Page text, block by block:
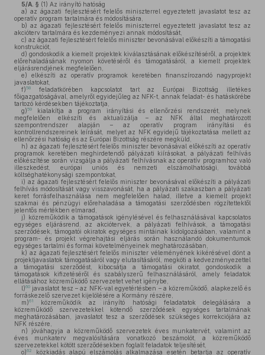
5/A. § (1) Az irányító hatóság
a) az ágazati fejlesztésért felelős miniszterrel egyeztetett javaslatot tesz az
operatív program tartalmára és módosítására,
b) az ágazati fejlesztésért felelős miniszterrel egyeztetett javaslatot tesz az
akcióterv tartalmára és kezdeményezi annak módosítását,
c) az ágazati fejlesztésért felelős miniszter bevonásával előkészíti a támogatási
konstrukciót,
d) gondoskodik a kiemelt projektek kiválasztásának előkészítéséről, a projektek
előrehaladásának nyomon követéséről és támogatásáról, a kiemelt projektek
eljárásrendjének megfelelően,
e) elkészíti az operatív programok keretében finanszírozandó nagyprojekt
javaslatokat,
f)58
feladatkörében kapcsolatot tart az Európai Bizottság illetékes
főigazgatóságával, amelyről egyidejűleg az NFK-t, annak feladat- és hatáskörébe
tartozó kérdésekben tájékoztatja,
g)59
kialakítja a program irányítási és ellenőrzési rendszerét, melynek
megfelelően elkészíti és aktualizálja – az NFK által meghatározott
szempontrendszer alapján – az operatív program irányítási és
kontrollrendszereinek leírását, melyet az NFK egyidejű tájékoztatása mellett az
ellenőrzési hatóság és az Európai Bizottság részére megküld,
h) az ágazati fejlesztésért felelős miniszter bevonásával előkészíti az operatív
programok keretében meghirdetendő pályázati kiírásokat, a pályázati felhívás
előkészítése során vizsgálja a pályázati felhívásnak az operatív programhoz való
illeszkedést, európai uniós és nemzeti elszámolhatósági, továbbá
költséghatékonysági szempontokat,
i) az ágazati fejlesztésért felelős miniszter bevonásával előkészíti a pályázati
felhívás módosítását vagy visszavonását, ha a pályázati szakaszban a pályázati
keret forrásfelhasználása nem megfelelően halad, illetve a kiemelt projekt
szakmai és pénzügyi előrehaladása a támogatási szerződésben rögzítettektől
jelentős mértékben elmarad,
j) közreműködik a támogatások igénylésével és felhasználásával kapcsolatos
egységes eljárásrend, az akciótervek, a pályázati felhívások, a támogatási
szerződések, támogatói okiratok egységes mintáinak kidolgozásában, valamint a
program- és projekt végrehajtási eljárás során használandó dokumentumok
egységes tartalmi és formai követelményeinek meghatározásában,
k) az ágazati fejlesztésért felelős miniszter véleményének kikérésével dönt a
projektjavaslatok támogatásáról vagy elutasításáról, megköti a kedvezményezettel
a támogatási szerződést, kibocsátja a támogatási okiratot, gondoskodik a
támogatások kifizetéséről és szabályszerű felhasználásáról, amely feladatok
ellátásához közreműködő szervezetet vehet igénybe,
l)60 javaslatot tesz – az NFK-val egyetértésben – a közreműködő, alapkezelő és
forráskezelő szervezet kijelölésére a Kormány részére,
m)61
közreműködik az irányító hatósági feladatatok delegálására a
közreműködő szervezetekkel kötendő szerződések egységes tartalmának
meghatározásában, javaslatot tesz a szerződések szükséges korrekciójára az
NFK részére,
n) jóváhagyja a közreműködő szervezetek éves munkatervét, valamint az
éves munkaterv megvalósítására vonatkozó beszámolót, a közreműködő
szervezetekkel kötött szerződésekben foglalt feladatok teljesítését,
o)62
közkiadás alapú elszámolás alkalmazása esetén betartja az operatív